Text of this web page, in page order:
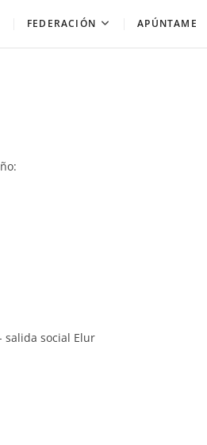
FEDERACIÓN APÚNTAME
salida social Elur